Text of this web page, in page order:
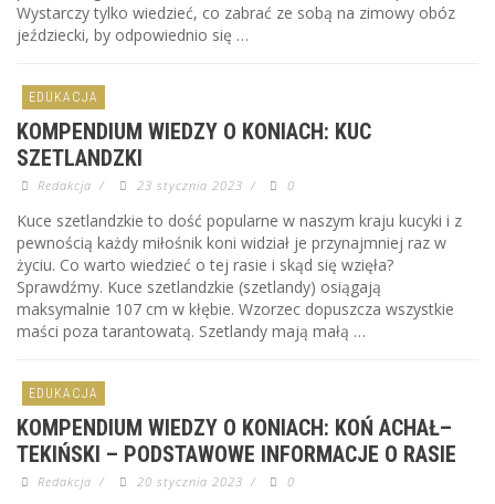
Wystarczy tylko wiedzieć, co zabrać ze sobą na zimowy obóz
jeździecki, by odpowiednio się …
EDUKACJA
KOMPENDIUM WIEDZY O KONIACH: KUC
SZETLANDZKI
Redakcja / 23 stycznia 2023 / 0
Kuce szetlandzkie to dość popularne w naszym kraju kucyki i z
pewnością każdy miłośnik koni widział je przynajmniej raz w
życiu. Co warto wiedzieć o tej rasie i skąd się wzięła?
Sprawdźmy. Kuce szetlandzkie (szetlandy) osiągają
maksymalnie 107 cm w kłębie. Wzorzec dopuszcza wszystkie
maści poza tarantowatą. Szetlandy mają małą …
EDUKACJA
KOMPENDIUM WIEDZY O KONIACH: KOŃ ACHAŁ–
TEKIŃSKI – PODSTAWOWE INFORMACJE O RASIE
Redakcja / 20 stycznia 2023 / 0